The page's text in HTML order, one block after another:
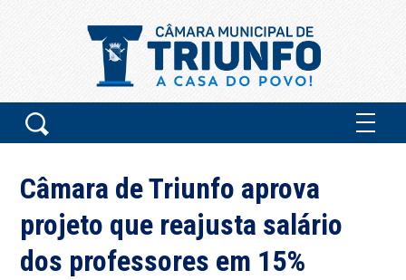
Câmara de Triunfo aprova
projeto que reajusta salário
dos professores em 15%